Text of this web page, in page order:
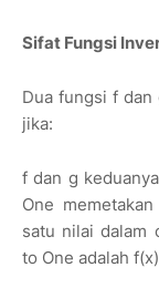
Sifat Fungsi
Dua fungsi f
jika:
f dan g
One
satu nilai dalam
to One adalah